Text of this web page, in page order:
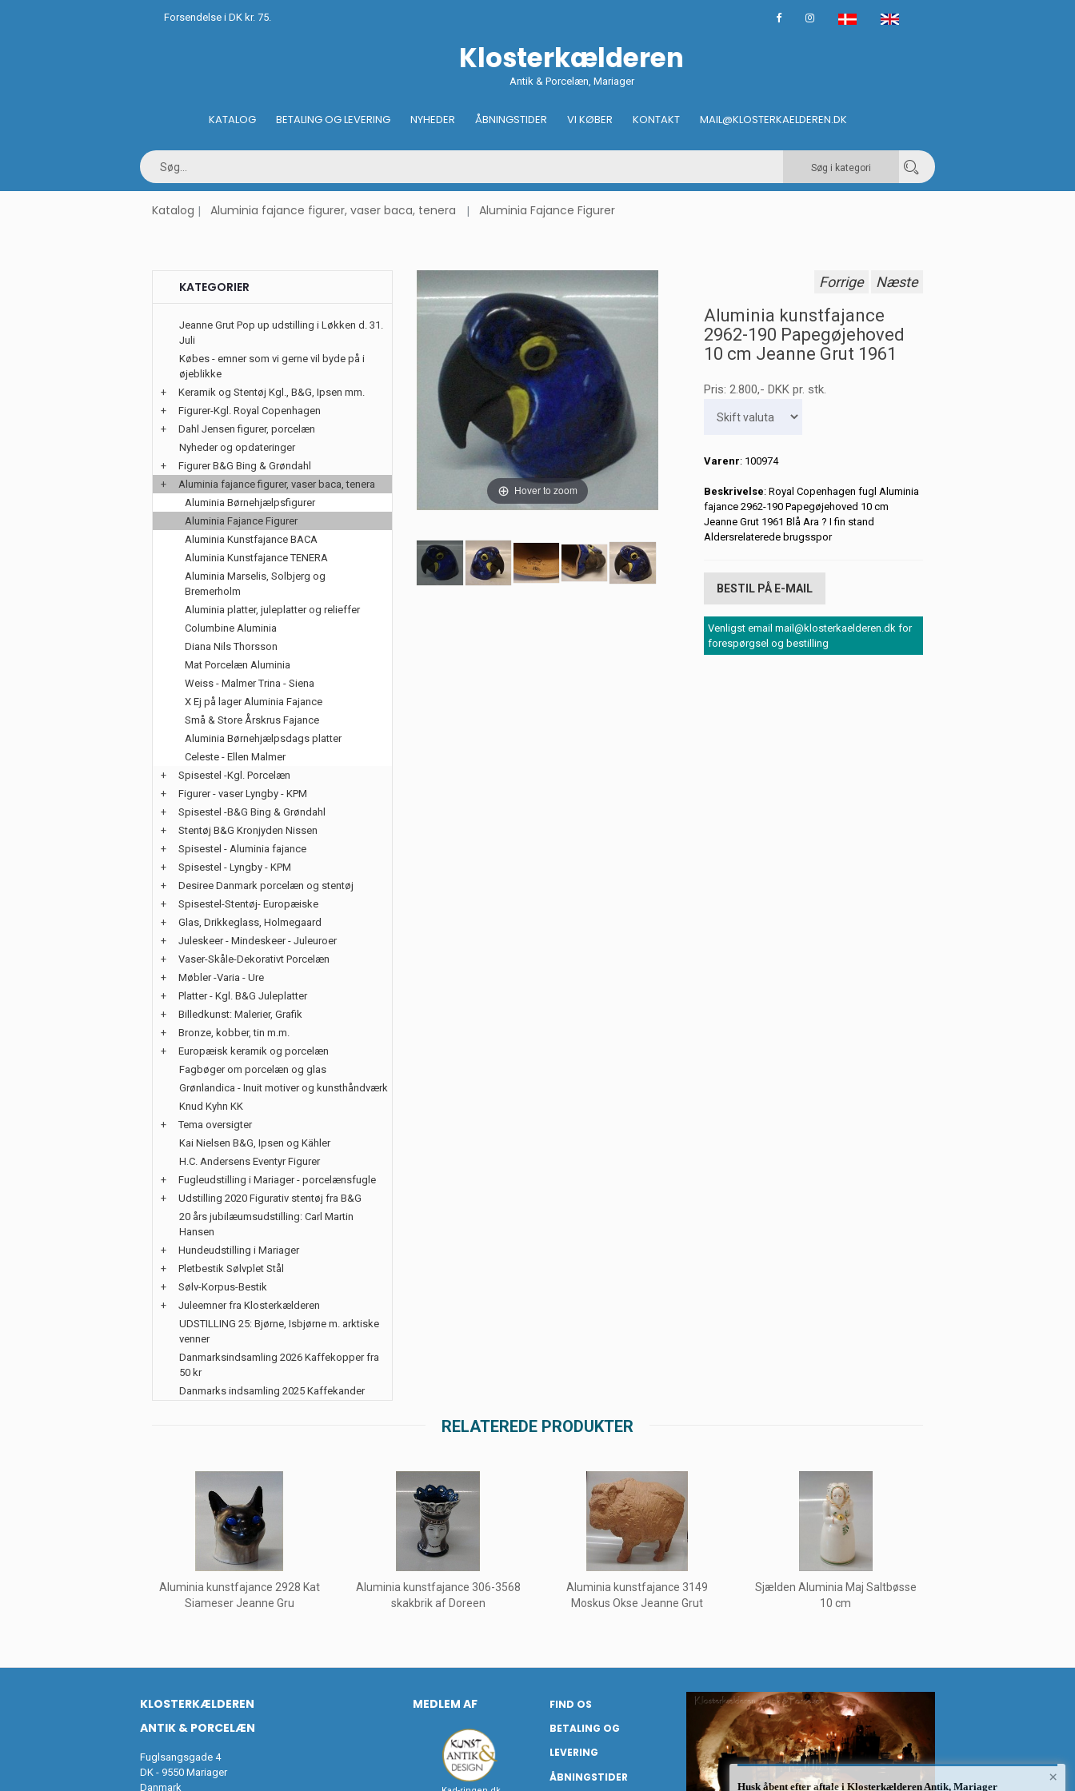
Forsendelse i DK kr. 75.
Klosterkælderen
Antik & Porcelæn, Mariager
KATALOG BETALING OG LEVERING NYHEDER ÅBNINGSTIDER VI KØBER KONTAKT MAIL@KLOSTERKAELDEREN.DK
Søg i kategori
Katalog Aluminia fajance figurer, vaser baca, tenera Aluminia Fajance Figurer
KATEGORIER
Jeanne Grut Pop up udstilling i Løkken d. 31.
Juli
Købes - emner som vi gerne vil byde på i
øjeblikke
+
Keramik og Stentøj Kgl., B&G, Ipsen mm.
+
Figurer-Kgl. Royal Copenhagen
+
Dahl Jensen figurer, porcelæn
Nyheder og opdateringer
+
Figurer B&G Bing & Grøndahl
+
Aluminia fajance figurer, vaser baca, tenera
Aluminia Børnehjælpsfigurer
Aluminia Fajance Figurer
Aluminia Kunstfajance BACA
Aluminia Kunstfajance TENERA
Aluminia Marselis, Solbjerg og
Bremerholm
Aluminia platter, juleplatter og relieffer
Columbine Aluminia
Diana Nils Thorsson
Mat Porcelæn Aluminia
Weiss - Malmer Trina - Siena
X Ej på lager Aluminia Fajance
Små & Store Årskrus Fajance
Aluminia Børnehjælpsdags platter
Celeste - Ellen Malmer
+
Spisestel -Kgl. Porcelæn
+
Figurer - vaser Lyngby - KPM
+
Spisestel -B&G Bing & Grøndahl
+
Stentøj B&G Kronjyden Nissen
+
Spisestel - Aluminia fajance
+
Spisestel - Lyngby - KPM
+
Desiree Danmark porcelæn og stentøj
+
Spisestel-Stentøj- Europæiske
+
Glas, Drikkeglass, Holmegaard
+
Juleskeer - Mindeskeer - Juleuroer
+
Vaser-Skåle-Dekorativt Porcelæn
+
Møbler -Varia - Ure
+
Platter - Kgl. B&G Juleplatter
+
Billedkunst: Malerier, Grafik
+
Bronze, kobber, tin m.m.
+
Europæisk keramik og porcelæn
Fagbøger om porcelæn og glas
Grønlandica - Inuit motiver og kunsthåndværk
Knud Kyhn KK
+
Tema oversigter
Kai Nielsen B&G, Ipsen og Kähler
H.C. Andersens Eventyr Figurer
+
Fugleudstilling i Mariager - porcelænsfugle
+
Udstilling 2020 Figurativ stentøj fra B&G
20 års jubilæumsudstilling: Carl Martin
Hansen
+
Hundeudstilling i Mariager
+
Pletbestik Sølvplet Stål
+
Sølv-Korpus-Bestik
+
Juleemner fra Klosterkælderen
UDSTILLING 25: Bjørne, Isbjørne m. arktiske
venner
Danmarksindsamling 2026 Kaffekopper fra
50 kr
Danmarks indsamling 2025 Kaffekander
Hover to zoom
Forrige Næste
Aluminia kunstfajance
2962-190 Papegøjehoved
10 cm Jeanne Grut 1961
Pris: 2.800,- DKKpr. stk.
Varenr: 100974
Beskrivelse: Royal Copenhagen fugl Aluminia
fajance 2962-190 Papegøjehoved 10 cm
Jeanne Grut 1961 Blå Ara ? I fin stand
Aldersrelaterede brugsspor
BESTIL PÅ E-MAIL
Venligst email mail@klosterkaelderen.dk for
forespørgsel og bestilling
RELATEREDE PRODUKTER
Aluminia kunstfajance 2928 Kat
Siameser Jeanne Gru
Aluminia kunstfajance 306-3568
skakbrik af Doreen
Aluminia kunstfajance 3149
Moskus Okse Jeanne Grut
Sjælden Aluminia Maj Saltbøsse
10 cm
KLOSTERKÆLDEREN
ANTIK & PORCELÆN
Fuglsangsgade 4
DK - 9550 Mariager
Danmark
MEDLEM AF
FIND OS
BETALING OG
LEVERING
ÅBNINGSTIDER
×
Husk åbent efter aftale i Klosterkælderen Antik, Mariager